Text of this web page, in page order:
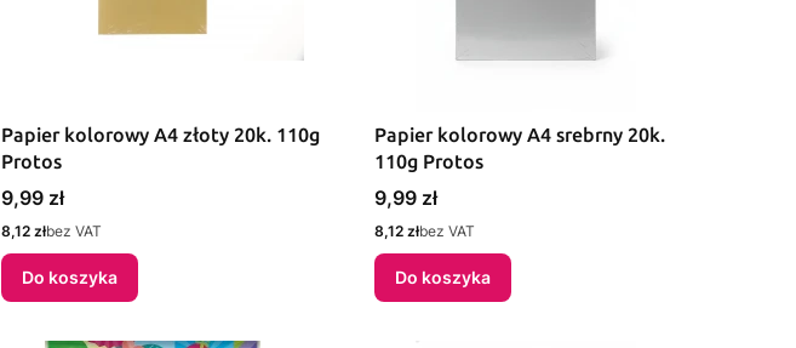
Papier kolorowy A4 złoty 20k. 110g
Protos
Cena
9,99 zł
Cena
8,12 złbez VAT
Do koszyka
Papier kolorowy A4 srebrny 20k.
110g Protos
Cena
9,99 zł
Cena
8,12 złbez VAT
Do koszyka